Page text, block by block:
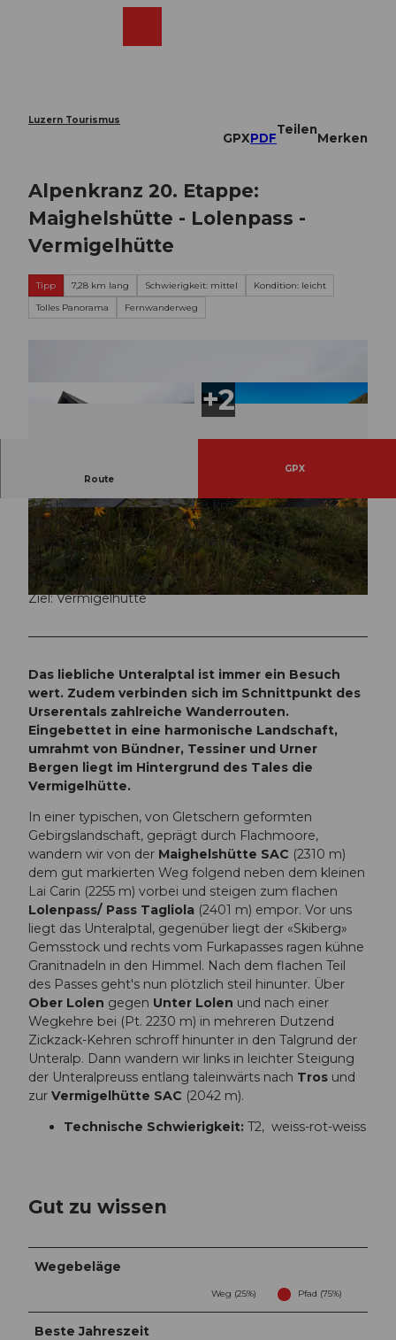
Luzern Tourismus
GPXPDF
Teilen
Merken
Alpenkranz 20. Etappe:
Maighelshütte - Lolenpass -
Vermigelhütte
Tipp 7,28 km lang Schwierigkeit: mittel
Kondition: leicht
Tolles Panorama
Fernwanderweg
© Sanna Laurén, Verein Urner Wanderwege |
© Markus Fehlmann, Verein Urner Wanderwege
|CC-BY
© Marino Betschart, uripix.com |
Route
GPX
2:45 h
7,28 km
299 m
573 m
1.885 m
2.404 m
519 m
Start: Maighelshütte
Ziel: Vermigelhütte
Das liebliche Unteralptal ist immer ein Besuch
wert. Zudem verbinden sich im Schnittpunkt des
Urserentals zahlreiche Wanderrouten.
Eingebettet in eine harmonische Landschaft,
umrahmt von Bündner, Tessiner und Urner
Bergen liegt im Hintergrund des Tales die
Vermigelhütte.
In einer typischen, von Gletschern geformten
Gebirgslandschaft, geprägt durch Flachmoore,
wandern wir von der Maighelshütte SAC (2310 m)
dem gut markierten Weg folgend neben dem kleinen
Lai Carin (2255 m) vorbei und steigen zum flachen
Lolenpass/ Pass Tagliola (2401 m) empor. Vor uns
liegt das Unteralptal, gegenüber liegt der «Skiberg»
Gemsstock und rechts vom Furkapasses ragen kühne
Granitnadeln in den Himmel. Nach dem flachen Teil
des Passes geht's nun plötzlich steil hinunter. Über
Ober Lolen gegen Unter Lolen und nach einer
Wegkehre bei (Pt. 2230 m) in mehreren Dutzend
Zickzack-Kehren schroff hinunter in den Talgrund der
Unteralp. Dann wandern wir links in leichter Steigung
der Unteralpreuss entlang taleinwärts nach Tros und
zur Vermigelhütte SAC (2042 m).
Technische Schwierigkeit: T2, weiss-rot-weiss
Gut zu wissen
Wegebeläge
Weg (25%) Pfad (75%)
Beste Jahreszeit